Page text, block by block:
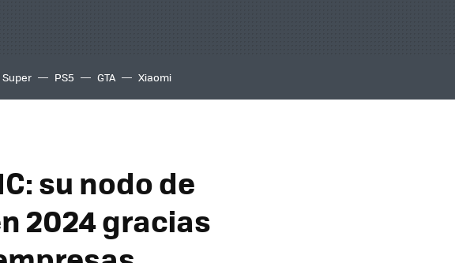
Super PS5 GTA Xiaomi
su nodo de
2024 gracias